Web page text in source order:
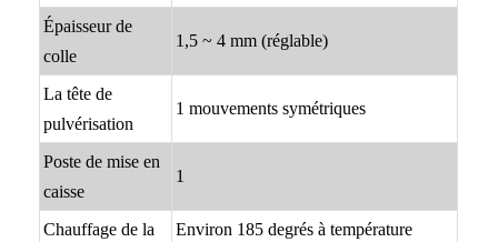
Épaisseur de
colle
1,5 ~ 4 mm (réglable)
La tête de
pulvérisation
1 mouvements symétriques
Poste de mise en
caisse
1
Chauffage de la
Environ 185 degrés à température